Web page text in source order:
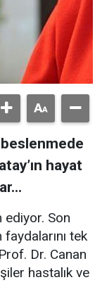
hayat
ediyor. Son
tek
Dr. Canan
hastalık ve